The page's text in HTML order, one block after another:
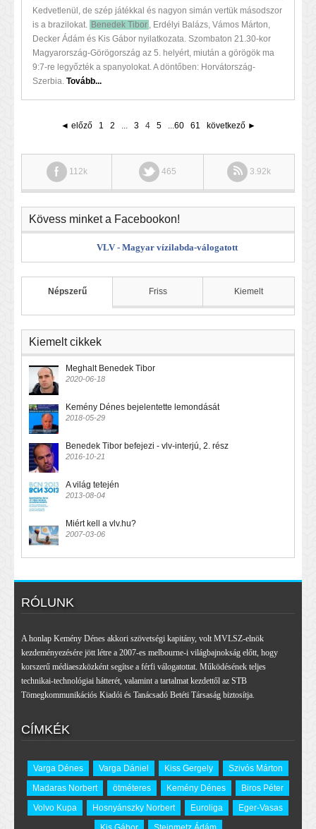
Kedvetlenül, de szép játékkal és nagyon simán vertük másodszor
is a brazilokat. Benedek Tibor , Erdélyi Balázs, Vámos Márton,
Decker Ádám és Kis Gábor nyilatkozata. Szombaton 21.30-kor
Magyarország-Görögország az 5. helyért, miután a görögök ma
9:7-re legyőzték a spanyolokat. A döntőben: Horvátország-
Szerbia. Tovább...
◄ előző 1 2 ... 3 4 5...60 61 következő ►
112k 465 3.92k
Kövess minket a Facebookon!
VLV - Magyar vízilabda-válogatott
Népszerű Friss Kiemelt
Kiemelt cikkek
Meghalt Benedek Tibor
2020-06-18
Kemény Dénes bejelentette lemondását
2018-05-29
Benedek Tibor befejezi - vlv-interjú, 2. rész
2016-10-21
A világ tetején
2013-08-04
Miért kell a vlv.hu?
2007-03-06
RÓLUNK
A honlap Kemény Dénes akkori szövetségi kapitány, volt MVLSZ-elnök
kezdeményezésére jött létre a 2007-es melbourne-i világbajnokság előtt, hogy
korszerű médiaeszközként segítse a férfi válogatottat. Működésének teljes
technikai-technológiai hátterét, valamint a tartalmat kezdettől az STB
Tömegkommunikációs Kiadói és Tanácsadó Betéti Társaság biztosítja.
CÍMKÉK
Varga Dénes Varga Dániel Kiss Gergely
Szivós Márton
Madaras Norbert
ötméteres Kemény Dénes
Biros Péter
Volvo Kupa
Hosnyánszky Norbert Euroliga
Eger-Vasas